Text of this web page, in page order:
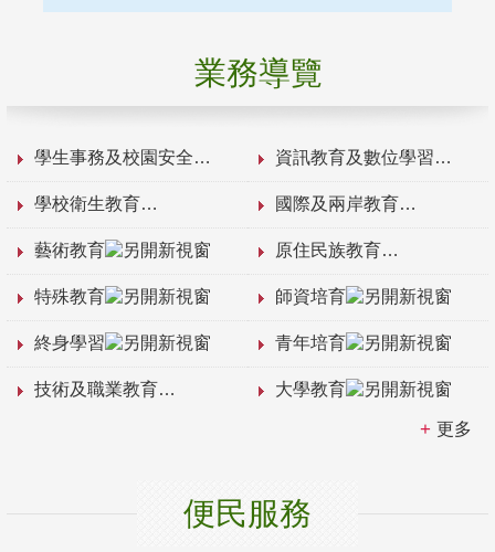
業務導覽
學生事務及校園安全 資訊教育及數位學習
學校衛生教育 國際及兩岸教育
藝術教育 原住民族教育
特殊教育 師資培育
終身學習 青年培育
技術及職業教育 大學教育
更多
便民服務